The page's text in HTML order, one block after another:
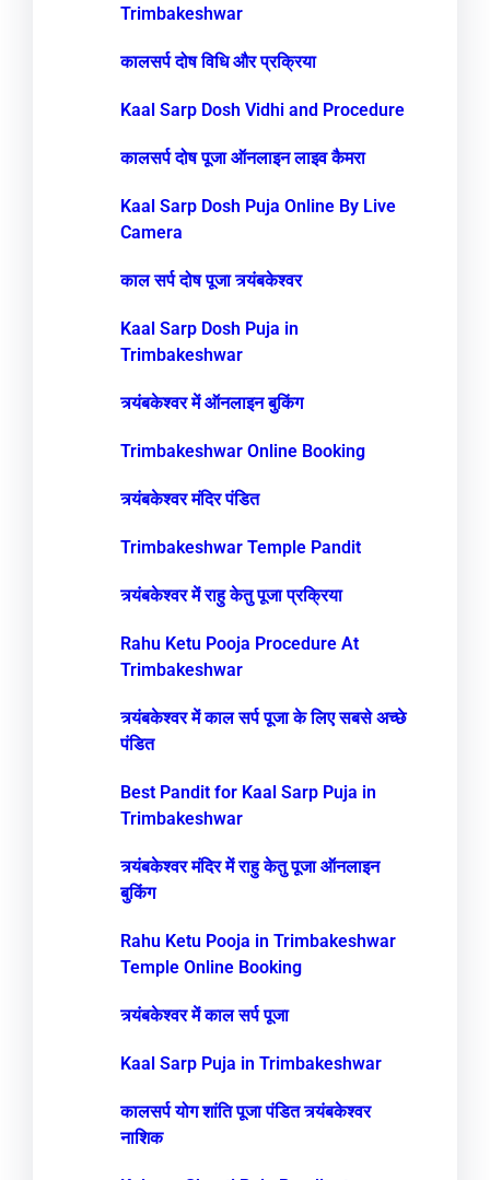
Trimbakeshwar
कालसर्प दोष विधि और प्रक्रिया
Kaal Sarp Dosh Vidhi and Procedure
कालसर्प दोष पूजा ऑनलाइन लाइव कैमरा
Kaal Sarp Dosh Puja Online By Live
Camera
काल सर्प दोष पूजा त्र्यंबकेश्वर
Kaal Sarp Dosh Puja in
Trimbakeshwar
त्र्यंबकेश्वर में ऑनलाइन बुकिंग
Trimbakeshwar Online Booking
त्र्यंबकेश्वर मंदिर पंडित
Trimbakeshwar Temple Pandit
त्र्यंबकेश्वर में राहु केतु पूजा प्रक्रिया
Rahu Ketu Pooja Procedure At
Trimbakeshwar
त्र्यंबकेश्वर में काल सर्प पूजा के लिए सबसे अच्छे
पंडित
Best Pandit for Kaal Sarp Puja in
Trimbakeshwar
त्र्यंबकेश्वर मंदिर में राहु केतु पूजा ऑनलाइन
बुकिंग
Rahu Ketu Pooja in Trimbakeshwar
Temple Online Booking
त्र्यंबकेश्वर में काल सर्प पूजा
Kaal Sarp Puja in Trimbakeshwar
कालसर्प योग शांति पूजा पंडित त्र्यंबकेश्वर
नाशिक